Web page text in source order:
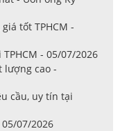
tốt TPHCM -
- 05/07/2026
lượng cao -
cầu, uy tín tại
07/2026